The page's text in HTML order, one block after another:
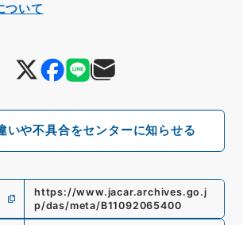
いや不具合をセンターに知らせる
https://www.jacar.archives.go.j
p/das/meta/B11092065400
ついて